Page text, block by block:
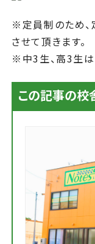
※定員制のため、
させて頂きます。
※中3生、高3生
この記事の校